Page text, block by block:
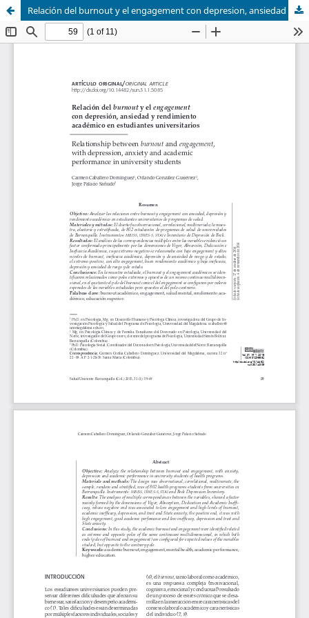
Relación del burnout y el engagement con depresion, ansiedad y rendimiento académico en estudiantes universitarios